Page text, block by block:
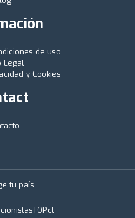
de uso
Legal
y Cookies
tu país